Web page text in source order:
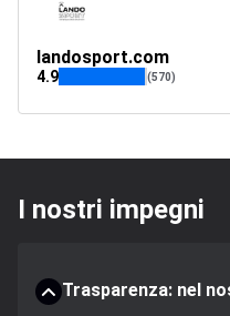
landosport.com
4.9 (570)
I nostri impegni
Trasparenza: nel